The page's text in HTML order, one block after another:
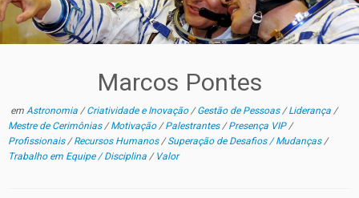
Marcos Pontes
em Astronomia /Criatividade e Inovação/Gestão de Pessoas/Liderança /
Mestre de Cerimônias/Motivação/Palestrantes/Presença VIP/
Profissionais/Recursos Humanos/Superação de Desafios / Mudanças/
Trabalho em Equipe / Disciplina / Valor